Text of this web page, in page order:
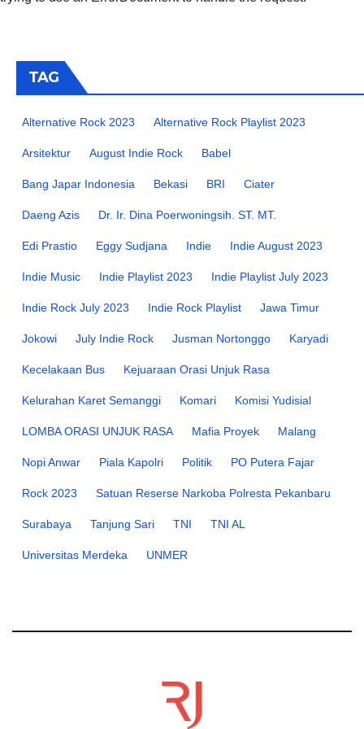
TAG
Alternative Rock 2023 Alternative Rock Playlist 2023
Arsitektur August Indie Rock Babel
Bang Japar Indonesia Bekasi BRI Ciater
Daeng Azis Dr. Ir. Dina Poerwoningsih. ST. MT.
Edi Prastio Eggy Sudjana Indie Indie August 2023
Indie Music Indie Playlist 2023 Indie Playlist July 2023
Indie Rock July 2023 Indie Rock Playlist Jawa Timur
Jokowi July Indie Rock Jusman Nortonggo Karyadi
Kecelakaan Bus Kejuaraan Orasi Unjuk Rasa
Kelurahan Karet Semanggi Komari Komisi Yudisial
LOMBA ORASI UNJUK RASA Mafia Proyek Malang
Nopi Anwar Piala Kapolri Politik PO Putera Fajar
Rock 2023 Satuan Reserse Narkoba Polresta Pekanbaru
Surabaya Tanjung Sari TNI TNI AL
Universitas Merdeka UNMER